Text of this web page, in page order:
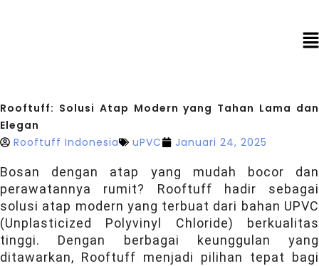
Rooftuff: Solusi Atap Modern yang Tahan Lama dan
Elegan
Rooftuff Indonesia
uPVC Januari 24, 2025
Bosan dengan atap yang mudah bocor dan
perawatannya rumit? Rooftuff hadir sebagai
solusi atap modern yang terbuat dari bahan UPVC
(Unplasticized Polyvinyl Chloride) berkualitas
tinggi. Dengan berbagai keunggulan yang
ditawarkan, Rooftuff menjadi pilihan tepat bagi